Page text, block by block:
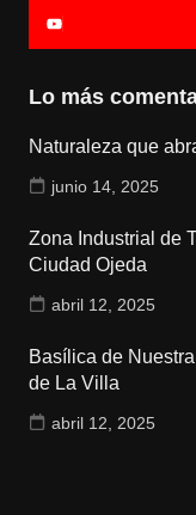
Lo más
Naturaleza que
junio 14, 2025
Zona Industrial de
Ciudad Ojeda
abril 12, 2025
Basílica de
de La Villa
abril 12, 2025